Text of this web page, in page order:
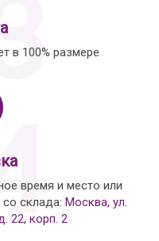
в 100% размере
время и место или
со склада: Москва, ул.
22, корп. 2